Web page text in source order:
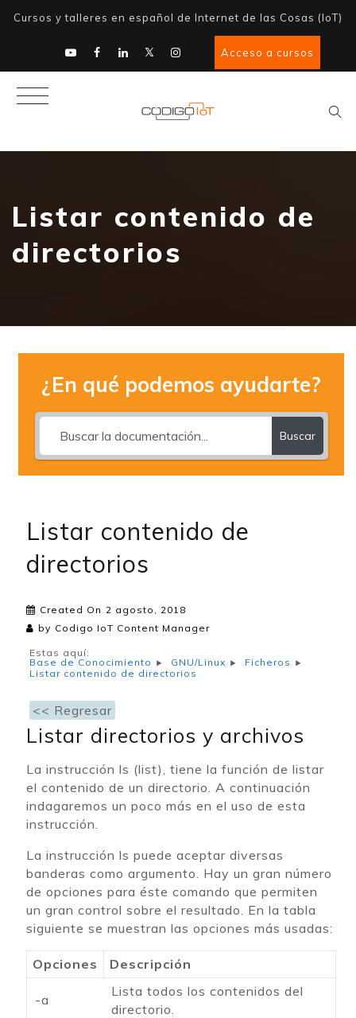
Cursos y talleres en español de Internet de las Cosas (IoT)
Acceso a cursos
Listar contenido de
directorios
¿En qué podemos ayudarte?
Buscar
Listar contenido de
directorios
Created On 2 agosto, 2018
by Codigo IoT Content Manager
Estas aquí:
Base de Conocimiento
GNU/Linux
Ficheros
Listar contenido de directorios
<< Regresar
Listar directorios y archivos
La instrucción ls (list), tiene la función de listar
el contenido de un directorio. A continuación
indagaremos un poco más en el uso de esta
instrucción.
La instrucción ls puede aceptar diversas
banderas como argumento. Hay un gran número
de opciones para éste comando que permiten
un gran control sobre el resultado. En la tabla
siguiente se muestran las opciones más usadas:
Opciones Descripción
-a
Lista todos los contenidos del
directorio.